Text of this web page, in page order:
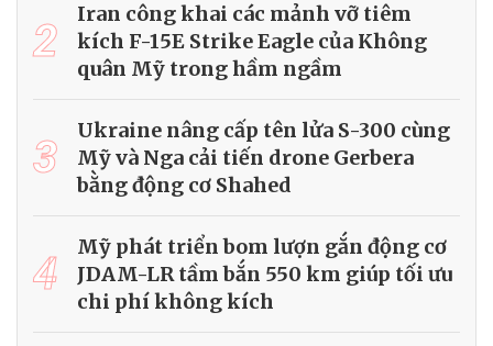
2
Iran công khai các mảnh vỡ tiêm
kích F-15E Strike Eagle của Không
quân Mỹ trong hầm ngầm
3
Ukraine nâng cấp tên lửa S-300 cùng
Mỹ và Nga cải tiến drone Gerbera
bằng động cơ Shahed
4
Mỹ phát triển bom lượn gắn động cơ
JDAM-LR tầm bắn 550 km giúp tối ưu
chi phí không kích